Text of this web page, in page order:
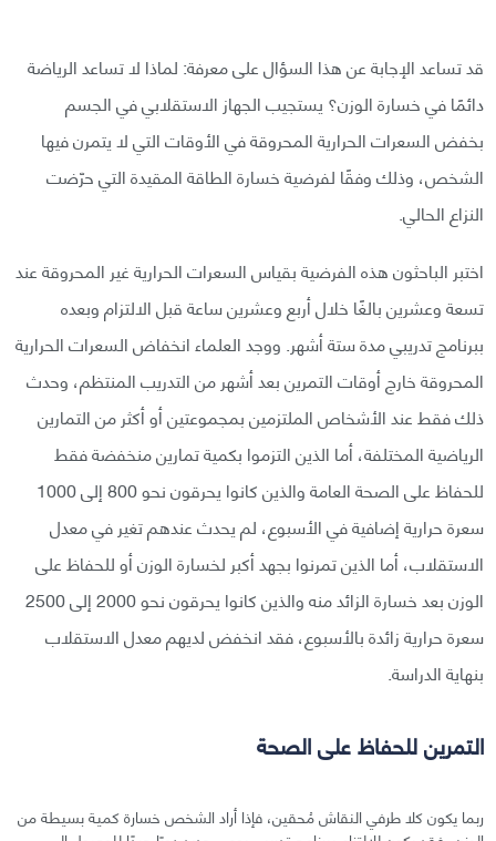
قد تساعد الإجابة عن هذا السؤال على معرفة: لماذا لا تساعد الرياضة
دائمًا في خسارة الوزن؟ يستجيب الجهاز الاستقلابي في الجسم
بخفض السعرات الحرارية المحروقة في الأوقات التي لا يتمرن فيها
الشخص، وذلك وفقًا لفرضية خسارة الطاقة المقيدة التي حرّضت
النزاع الحالي.
اختبر الباحثون هذه الفرضية بقياس السعرات الحرارية غير المحروقة عند
تسعة وعشرين بالغًا خلال أربع وعشرين ساعة قبل الالتزام وبعده
ببرنامج تدريبي مدة ستة أشهر. ووجد العلماء انخفاض السعرات الحرارية
المحروقة خارج أوقات التمرين بعد أشهر من التدريب المنتظم، وحدث
ذلك فقط عند الأشخاص الملتزمين بمجموعتين أو أكثر من التمارين
الرياضية المختلفة، أما الذين التزموا بكمية تمارين منخفضة فقط
للحفاظ على الصحة العامة والذين كانوا يحرقون نحو 800 إلى 1000
سعرة حرارية إضافية في الأسبوع، لم يحدث عندهم تغير في معدل
الاستقلاب، أما الذين تمرنوا بجهد أكبر لخسارة الوزن أو للحفاظ على
الوزن بعد خسارة الزائد منه والذين كانوا يحرقون نحو 2000 إلى 2500
سعرة حرارية زائدة بالأسبوع، فقد انخفض لديهم معدل الاستقلاب
بنهاية الدراسة.
التمرين للحفاظ على الصحة
ربما يكون كلا طرفي النقاش مُحقين، فإذا أراد الشخص خسارة كمية بسيطة من